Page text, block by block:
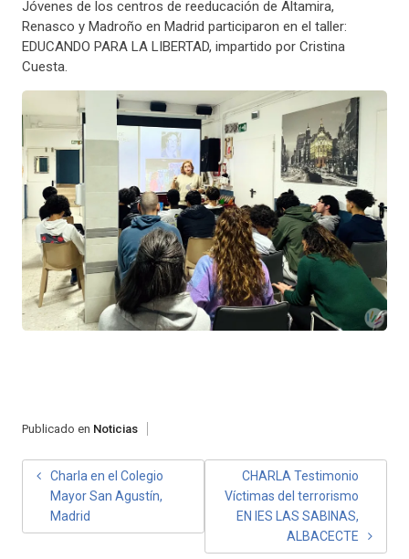
Jóvenes de los centros de reeducación de Altamira,
Renasco y Madroño en Madrid participaron en el taller:
EDUCANDO PARA LA LIBERTAD, impartido por Cristina
Cuesta.
Publicado en Noticias
NAVEGACIÓN
ENTRADAS
Charla en el Colegio
Mayor San Agustín,
Madrid
CHARLA Testimonio
Víctimas del terrorismo
EN IES LAS SABINAS,
ALBACECTE